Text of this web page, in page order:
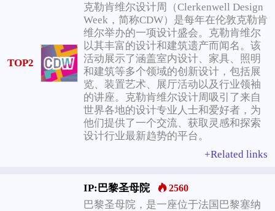
TOP2
克勒肯维尔设计周（Clerkenwell Design
Week，简称CDW）是每年在伦敦克勒肯
维尔举办的一项设计盛会。克勒肯维尔
以其丰富的设计和建筑遗产而闻名。该
活动展示了涵盖室内设计、家具、照明
和建筑等多个领域的创新设计，包括展
览、装置艺术、展厅活动以及行业领袖
的讲座。克勒肯维尔设计周吸引了来自
世界各地的设计专业人士和爱好者，为
他们提供了一个交流、获取灵感和探索
设计行业最新趋势的平台。
+Related links
IP:巴黎圣母院 2560
巴黎圣母院，是一座位于法国巴黎塞纳